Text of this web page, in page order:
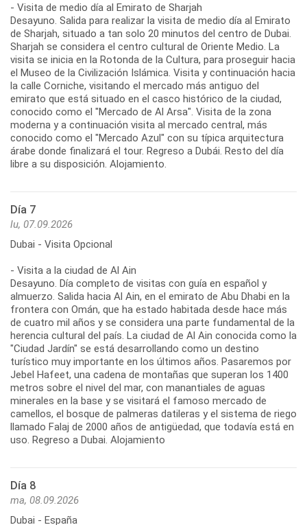
- Visita de medio día al Emirato de Sharjah
Desayuno. Salida para realizar la visita de medio día al Emirato
de Sharjah, situado a tan solo 20 minutos del centro de Dubai.
Sharjah se considera el centro cultural de Oriente Medio. La
visita se inicia en la Rotonda de la Cultura, para proseguir hacia
el Museo de la Civilización Islámica. Visita y continuación hacia
la calle Corniche, visitando el mercado más antiguo del
emirato que está situado en el casco histórico de la ciudad,
conocido como el "Mercado de Al Arsa". Visita de la zona
moderna y a continuación visita al mercado central, más
conocido como el "Mercado Azul" con su típica arquitectura
árabe donde finalizará el tour. Regreso a Dubái. Resto del día
libre a su disposición. Alojamiento.
Día 7
lu, 07.09.2026
Dubai - Visita Opcional
- Visita a la ciudad de Al Ain
Desayuno. Día completo de visitas con guía en español y
almuerzo. Salida hacia Al Ain, en el emirato de Abu Dhabi en la
frontera con Omán, que ha estado habitada desde hace más
de cuatro mil años y se considera una parte fundamental de la
herencia cultural del país. La ciudad de Al Ain conocida como la
"Ciudad Jardín" se está desarrollando como un destino
turístico muy importante en los últimos años. Pasaremos por
Jebel Hafeet, una cadena de montañas que superan los 1400
metros sobre el nivel del mar, con manantiales de aguas
minerales en la base y se visitará el famoso mercado de
camellos, el bosque de palmeras datileras y el sistema de riego
llamado Falaj de 2000 años de antigüedad, que todavía está en
uso. Regreso a Dubai. Alojamiento
Día 8
ma, 08.09.2026
Dubai - España